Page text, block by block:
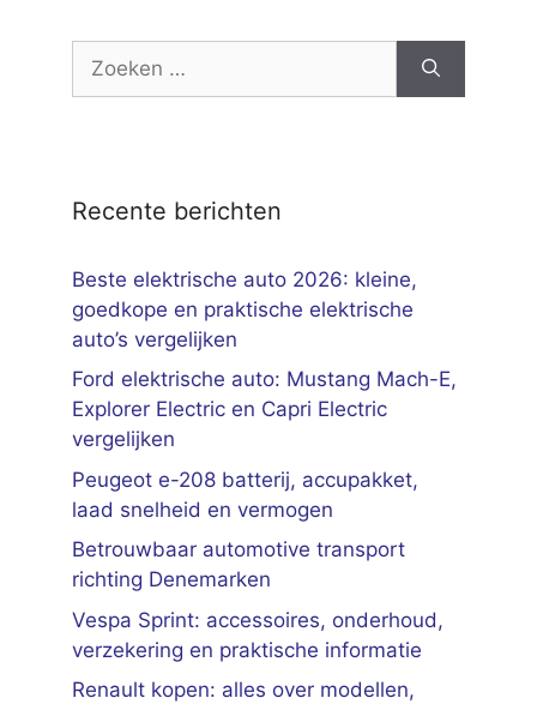
naar:
Recente berichten
Beste elektrische auto 2026: kleine,
goedkope en praktische elektrische
auto’s vergelijken
Ford elektrische auto: Mustang Mach-E,
Explorer Electric en Capri Electric
vergelijken
Peugeot e-208 batterij, accupakket,
laad snelheid en vermogen
Betrouwbaar automotive transport
richting Denemarken
Vespa Sprint: accessoires, onderhoud,
verzekering en praktische informatie
Renault kopen: alles over modellen,